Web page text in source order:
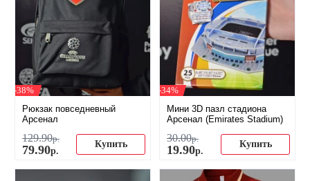
-38%
Рюкзак повседневный
Арсенал
129.90р.
79.90р.
Купить
-34%
Мини 3D пазл стадиона
Арсенал (Emirates Stadium)
30.00р.
19.90р.
Купить